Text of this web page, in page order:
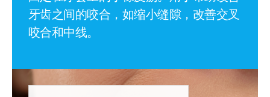
牙齿之间的咬合，如缩小缝隙，改善交叉
咬合和中线。